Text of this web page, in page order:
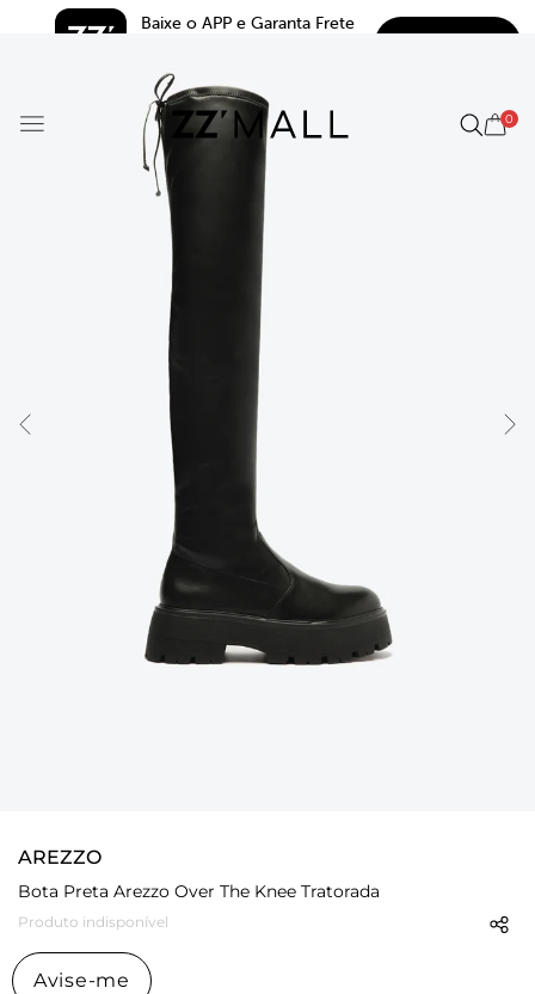
Baixe o APP e Garanta Frete
0
AREZZO
Bota Preta Arezzo Over The Knee Tratorada
Produto indisponível
Avise-me